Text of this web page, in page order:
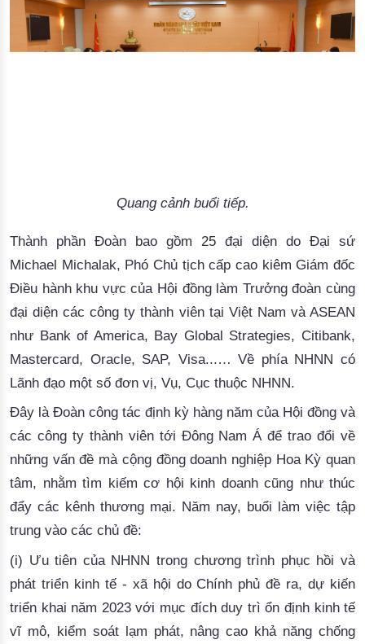
Quang cảnh buổi tiếp.
Thành phần Đoàn bao gồm 25 đại diện do Đại sứ
Michael Michalak, Phó Chủ tịch cấp cao kiêm Giám đốc
Điều hành khu vực của Hội đồng làm Trưởng đoàn cùng
đại diện các công ty thành viên tại Việt Nam và
như
Mastercard, Oracle, SAP, Visa...… Về phía NHNN có
Lãnh đạo một số đơn vị, Vụ, Cục thuộc NHNN.
Đây là Đoàn công tác định kỳ hàng năm của Hội đồng và
các công ty thành viên tới Đông Nam Á để trao đổi về
những vấn đề mà cộng đồng doanh nghiệp Hoa Kỳ quan
tâm, nhằm tìm kiếm cơ hội kinh doanh cũng như thúc
đẩy các kênh thương mại. Năm nay, buổi làm việc tập
trung vào các chủ đề:
(i) Ưu tiên của NHNN trong chương trình phục hồi và
phát triển kinh tế - xã hội do Chính phủ đề ra, dự kiến
triển khai năm 2023 với mục đích duy trì ổn định kinh tế
vĩ mô, kiểm soát lạm phát, nâng cao khả năng chống